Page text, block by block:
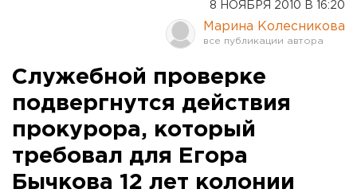
Оренбург
8 НОЯБРЯ 2010 В 16:20
Марина Колесникова
Служебной проверке
подвергнутся действия
прокурора, который
требовал для Егора
Бычкова 12 лет колонии